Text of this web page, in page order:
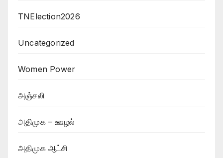
TNElection2026
Uncategorized
Women Power
அஞ்சலி
அதிமுக – ஊழல்
அதிமுக ஆட்சி